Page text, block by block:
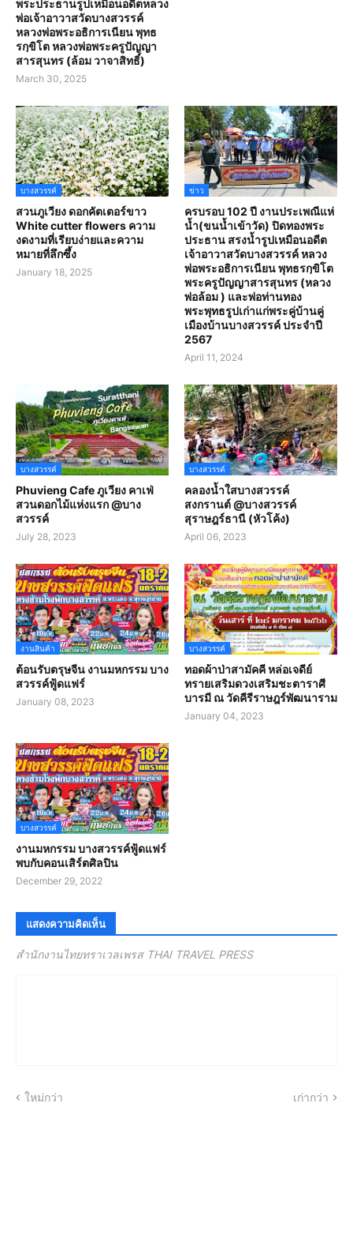
พระประธานรูปเหมือนอดีตหลวง
พ่อเจ้าอาวาสวัดบางสวรรค์
หลวงพ่อพระอธิการเนียน พุทธ
รกฺขิโต หลวงพ่อพระครูปัญญา
สารสุนทร (ล้อม วาจาสิทธิ์)
March 30, 2025
บางสวรรค์
สวนภูเวียง ดอกคัตเตอร์ขาว
White cutter flowers ความ
งดงามที่เรียบง่ายและความ
หมายที่ลึกซึ้ง
January 18, 2025
ข่าว
ครบรอบ 102 ปี งานประเพณีแห่
น้ำ(ขนน้ำเข้าวัด) ปิดทองพระ
ประธาน สรงน้ำรูปเหมือนอดีต
เจ้าอาวาสวัดบางสวรรค์ หลวง
พ่อพระอธิการเนียน พุทธรกฺขิโต
พระครูปัญญาสารสุนทร (หลวง
พ่อล้อม ) และพ่อท่านทอง
พระพุทธรูปเก่าแก่พระคู่บ้านคู่
เมืองบ้านบางสวรรค์ ประจำปี
2567
April 11, 2024
บางสวรรค์
Phuvieng Cafe ภูเวียง คาเฟ่
สวนดอกไม้แห่งแรก @บาง
สวรรค์
July 28, 2023
บางสวรรค์
คลองน้ำใสบางสวรรค์
สงกรานต์ @บางสวรรค์
สุราษฎร์ธานี (หัวโค้ง)
April 06, 2023
งานสินค้า
ต้อนรับตรุษจีน งานมหกรรม บาง
สวรรค์ฟู้ดแฟร์
January 08, 2023
บางสวรรค์
ทอดผ้าป่าสามัคคี หล่อเจดีย์
ทรายเสริมดวงเสริมชะตาราศี
บารมี ณ วัดคีรีราษฎร์พัฒนาราม
January 04, 2023
บางสวรรค์
งานมหกรรม บางสวรรค์ฟู้ดแฟร์
พบกับคอนเสิร์ตศิลปิน
December 29, 2022
แสดงความคิดเห็น
สำนักงานไทยทราเวลเพรส THAI TRAVEL PRESS
ใหม่กว่า เก่ากว่า